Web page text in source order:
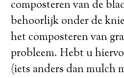
composteren van de
behoorlijk onder de
het composteren van
probleem. Hebt u
(iets anders dan mulch